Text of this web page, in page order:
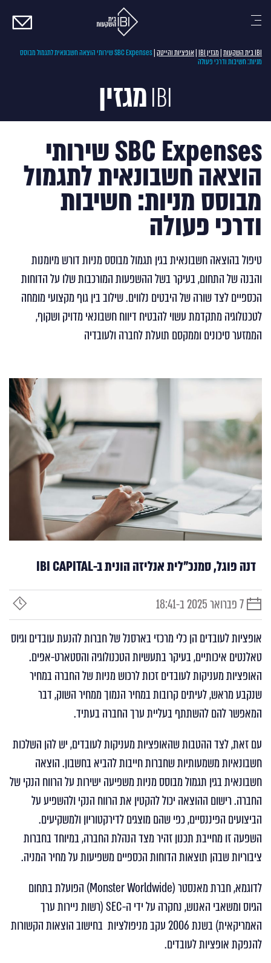
צרו
IBI בית השקעות |מגזין IBI |אופציות והייטק|
SBC Expenses שירותי הוצאה חשבונאית לתגמול מבוסס
מניות: חשיבות ודרכי פעולה
IBIמגזין
SBC Expenses שירותי
הוצאה חשבונאית לתגמול
מבוסס מניות: חשיבות
ודרכי פעולה
טיפול בהוצאה חשבונאית בגין תגמול מבוסס מניות דורש מיומנות
והבנה של התחום, בעיקר בשל ההשפעות המורכבות שלו על הדוחות
הכספיים לצד שורה של היבטים נלווים. שילוב בין גוף מקצועי מומחה
לטכנולוגיה מתקדמת עשוי להבטיח דיווח חשבונאי מדויק ושקוף,
הממזער סיכונים וממקסם תועלת לחברה ולעובדיה
דנה פוגל, סמנכ"לית אנליזה הונית ב-IBI CAPITAL
זמן
קריאה
תאריך
פרסום
7 פברואר 2025 ב-18:41
אופציות לעובדים הן כלי מרכזי בארסנל של חברות להנעת עובדים וגיוס
טאלנטים איכותיים, בעיקר בתעשיות הטכנולוגיה והסטארט-אפים.
האופציות מעניקות לעובדים זכות לרכוש מניות של החברה במחיר
שנקבע מראש, לעיתים קרובות במחיר הנמוך ממחיר השוק, דבר
המאפשר להם להשתתף בעליית ערך החברה בעתיד.
עם זאת, לצד ההטבות שהאופציות מעניקות לעובדים, יש להן השלכות
חשבונאיות משמעותיות שחברות חייבות להביא בחשבון. הוצאה
חשבונאית בגין תגמול מבוסס מניות משפיעה ישירות על הרווח הנקי של
החברה. רישום ההוצאה יכול להקטין את הרווח הנקי ולהשפיע על
הביצועים הפיננסיים, כפי שהם מוצגים לדירקטוריון ולמשקיעים.
השפעה זו מחייבת תכנון זהיר מצד הנהלת החברה, במיוחד בחברות
ציבוריות שבהן תוצאות הדוחות הכספיים משפיעות על מחיר המניה.
לדוגמא, חברת מאנסטר (Monster Worldwide) הפועלת בתחום
הגיוס ומשאבי האנוש, נחקרה על ידי ה-SEC (רשות ניירות ערך
האמריקאית) בשנת 2006 עקב מניפולציות בחישוב הוצאות הקשורות
להנפקת אופציות לעובדים.